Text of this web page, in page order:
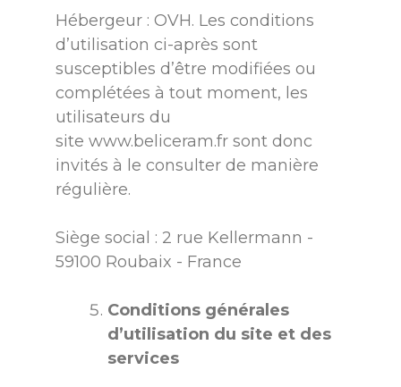
Hébergeur : OVH. Les conditions
d’utilisation ci-après sont
susceptibles d’être modifiées ou
complétées à tout moment, les
utilisateurs du
site www.beliceram.fr sont donc
invités à le consulter de manière
régulière.
Siège social : 2 rue Kellermann -
59100 Roubaix - France
Conditions générales
d’utilisation du site et des
services